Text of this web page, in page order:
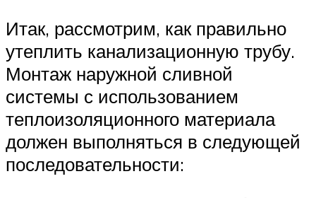
Итак, рассмотрим, как правильно
утеплить канализационную трубу.
Монтаж наружной сливной
системы с использованием
теплоизоляционного материала
должен выполняться в следующей
последовательности: